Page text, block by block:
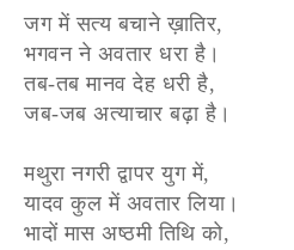
जग में सत्य बचाने ख़ातिर,
भगवन ने अवतार धरा है।
तब-तब मानव देह धरी है,
जब-जब अत्याचार बढ़ा है।
मथुरा नगरी द्वापर युग में,
यादव कुल में अवतार लिया।
भादों मास अष्ठमी तिथि को,